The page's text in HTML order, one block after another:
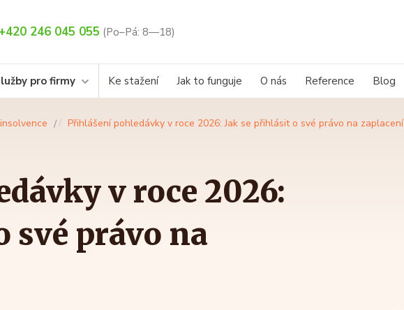
+420 246 045 055 (Po–Pá: 8—18)
pro firmy Ke stažení Jak to funguje O nás Reference Blog
Přihlášení pohledávky v roce 2026: Jak se přihlásit o své právo na zaplacení
v roce 2026:
své právo na